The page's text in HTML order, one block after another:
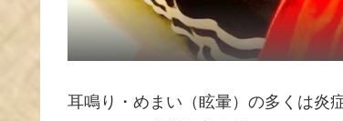
耳鳴り・めまい（眩暈）の多くは炎